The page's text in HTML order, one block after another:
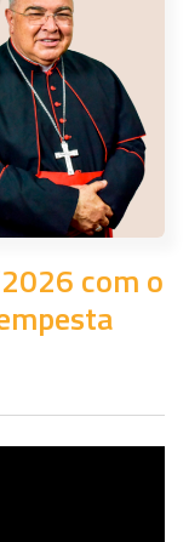
com o